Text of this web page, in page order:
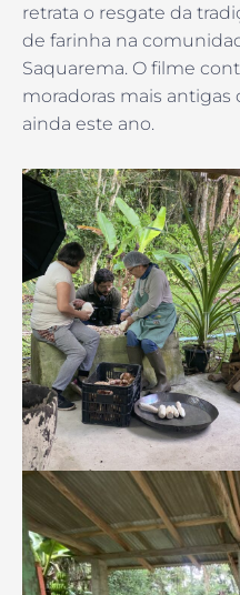
retrata o resgate da
de farinha na
Saquarema. O filme
moradoras mais antigas
ainda este ano.